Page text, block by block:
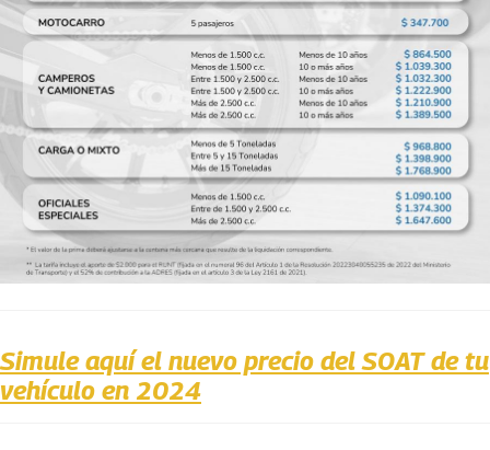
Simule aquí el nuevo precio del SOAT de tu
vehículo en 2024